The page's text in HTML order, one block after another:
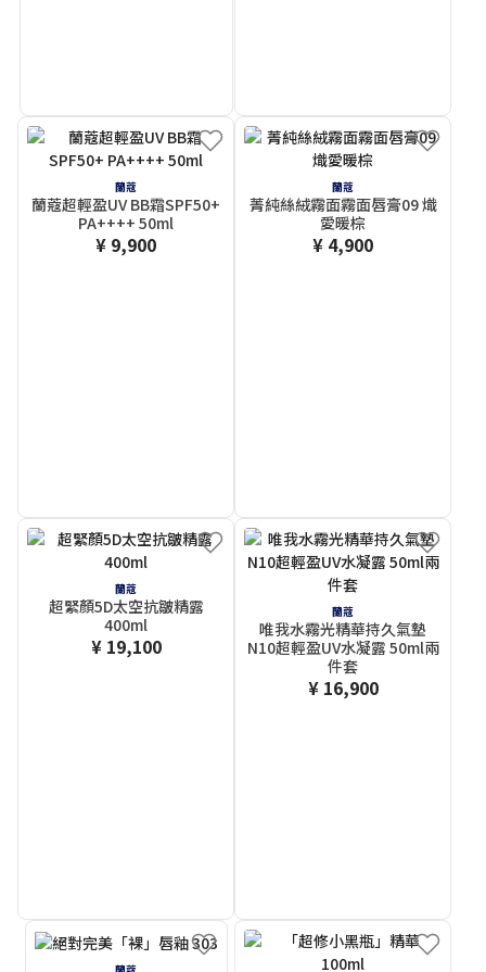
蘭蔻
蘭蔻超輕盈UV BB霜SPF50+
PA++++ 50ml
¥ 9,900
蘭蔻
菁純絲絨霧面霧面唇膏09 熾
愛暖棕
¥ 4,900
蘭蔻
超緊顏5D太空抗皺精露
400ml
¥ 19,100
蘭蔻
唯我水霧光精華持久氣墊
N10超輕盈UV水凝露 50ml兩
件套
¥ 16,900